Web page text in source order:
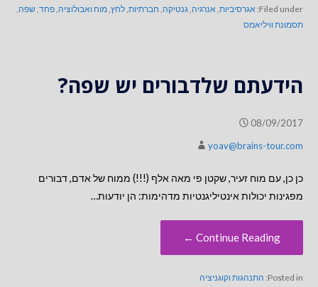
Filed under: אגרסיביות, אנרגיה,גנטיקה, חברתיות,לחץ,מוח ואבולוציה,פחד,שפה,
תסמונת וויליאמס
הידעתם שלדבורים יש שפה?
08/09/2017
yoav@brains-tour.com
כן כן, עם מוח זעיר, שקטן פי מאה אלף (!!!) ממוח של אדם, דבורים
מפגינות יכולות אינטיליגנטיות מדהימות: הן יודעות…
Continue Reading ←
Posted in: התנהגות וקוגניציה